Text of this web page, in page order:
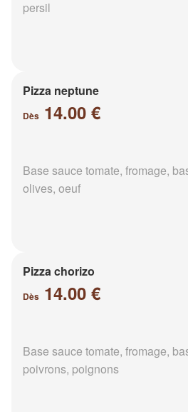
persil
Pizza neptune
Dès 14.00 €
Base sauce tomate, fromage,
olives, oeuf
Pizza chorizo
Dès 14.00 €
Base sauce tomate, fromage,
poivrons, poignons